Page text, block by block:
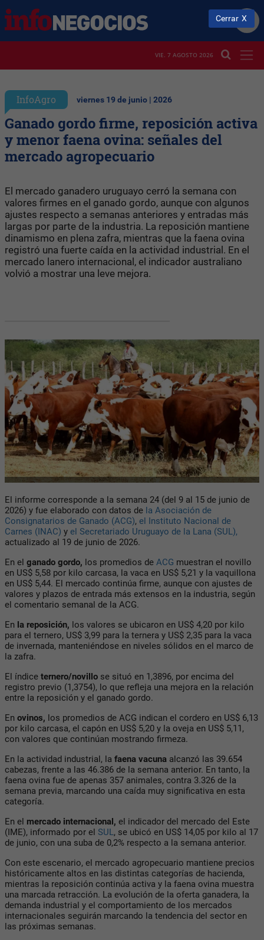
VIE. 7 AGOSTO 2026
InfoAgro viernes 19 de junio | 2026
Ganado gordo firme, reposición activa
y menor faena ovina: señales del
mercado agropecuario
El mercado ganadero uruguayo cerró la semana con
valores firmes en el ganado gordo, aunque con algunos
ajustes respecto a semanas anteriores y entradas más
largas por parte de la industria. La reposición mantiene
dinamismo en plena zafra, mientras que la faena ovina
registró una fuerte caída en la actividad industrial. En el
mercado lanero internacional, el indicador australiano
volvió a mostrar una leve mejora.
El informe corresponde a la semana 24 (del 9 al 15 de junio de
2026) y fue elaborado con datos de la Asociación de
Consignatarios de Ganado (ACG), el Instituto Nacional de
Carnes (INAC) y el Secretariado Uruguayo de la Lana (SUL),
actualizado al 19 de junio de 2026.
En el ganado gordo, los promedios de ACG muestran el novillo
en US$ 5,58 por kilo carcasa, la vaca en US$ 5,21 y la vaquillona
en US$ 5,44. El mercado continúa firme, aunque con ajustes de
valores y plazos de entrada más extensos en la industria, según
el comentario semanal de la ACG.
En la reposición, los valores se ubicaron en US$ 4,20 por kilo
para el ternero, US$ 3,99 para la ternera y US$ 2,35 para la vaca
de invernada, manteniéndose en niveles sólidos en el marco de
la zafra.
El índice ternero/novillo se situó en 1,3896, por encima del
registro previo (1,3754), lo que refleja una mejora en la relación
entre la reposición y el ganado gordo.
En ovinos, los promedios de ACG indican el cordero en US$ 6,13
por kilo carcasa, el capón en US$ 5,20 y la oveja en US$ 5,11,
con valores que continúan mostrando firmeza.
En la actividad industrial, la faena vacuna alcanzó las 39.654
cabezas, frente a las 46.386 de la semana anterior. En tanto, la
faena ovina fue de apenas 357 animales, contra 3.326 de la
semana previa, marcando una caída muy significativa en esta
categoría.
En el mercado internacional, el indicador del mercado del Este
(IME), informado por el SUL , se ubicó en US$ 14,05 por kilo al 17
de junio, con una suba de 0,2% respecto a la semana anterior.
Con este escenario, el mercado agropecuario mantiene precios
históricamente altos en las distintas categorías de hacienda,
mientras la reposición continúa activa y la faena ovina muestra
una marcada retracción. La evolución de la oferta ganadera, la
demanda industrial y el comportamiento de los mercados
internacionales seguirán marcando la tendencia del sector en
las próximas semanas.
Cerrar